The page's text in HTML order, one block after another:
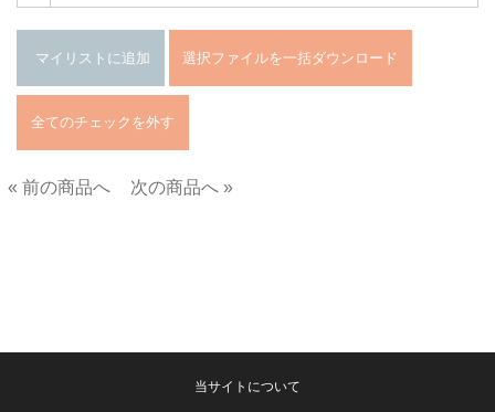
« 前の商品へ
次の商品へ »
当サイトについて